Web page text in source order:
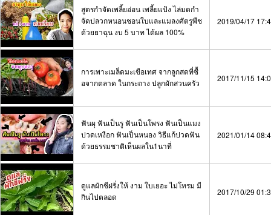
สูตรกำจัดเพลี้ยอ่อน เพลี้ยแป้ง ไล่มดกำ
จัดปลวกหนอนชอนใบและแมลงศัตรูพืช
ด้วยยาฉุน งบ 5 บาท ได้ผล 100%
2019/04/17
การเพาะเมล็ดมะเขือเทศ จากลูกสดที่ซื้
อจากตลาด ในกระถาง ปลูกผักสวนครัว
2017/11/15
ฟันผุ ฟันเป็นรู ฟันเป็นโพรง ฟันเป็นแมง
ปวดเหงือก ฟันเป็นหนอง วิธีแก้ปวดฟัน
ด้วยธรรมชาติเห็นผลใน1นาที่
2021/01/14
ดูแลผักชีฝรั่งให้ งาม ใบเยอะ ไม่โทรม มี
กินไปตลอด
2017/10/29